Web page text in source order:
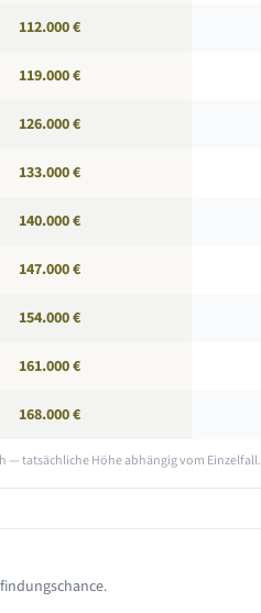
112.000 €
119.000 €
126.000 €
133.000 €
140.000 €
147.000 €
154.000 €
161.000 €
168.000 €
— tatsächliche Höhe abhängig vom Einzelfall.